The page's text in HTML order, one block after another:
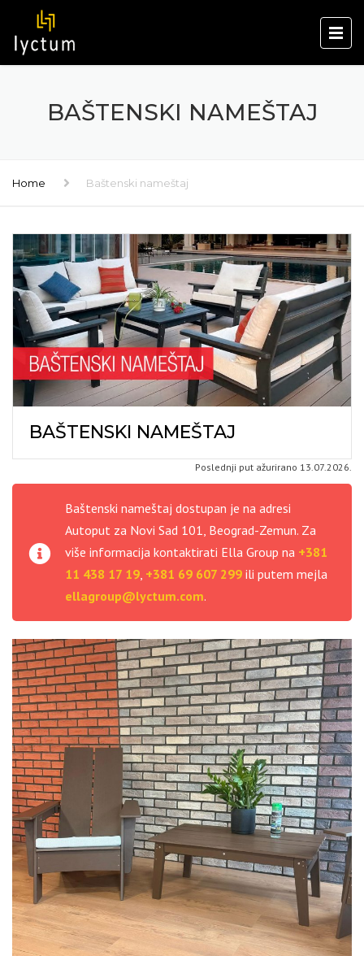
BAŠTENSKI NAMEŠTAJ
Home Baštenski nameštaj
BAŠTENSKI NAMEŠTAJ
Poslednji put ažurirano 13.07.2026.
Baštenski nameštaj dostupan je na adresi
Autoput za Novi Sad 101, Beograd-Zemun. Za
više informacija kontaktirati Ella Group na +381
11 438 17 19, +381 69 607 299 ili putem mejla
ellagroup@lyctum.com.